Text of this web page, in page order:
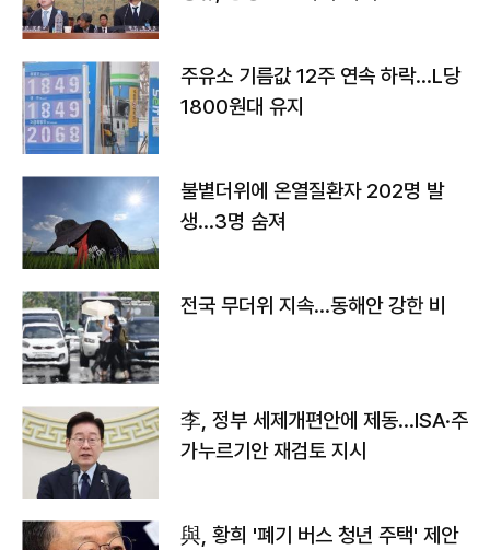
주유소 기름값 12주 연속 하락…L당
1800원대 유지
불볕더위에 온열질환자 202명 발
생…3명 숨져
전국 무더위 지속…동해안 강한 비
李, 정부 세제개편안에 제동…ISA·주
가누르기안 재검토 지시
與, 황희 '폐기 버스 청년 주택' 제안